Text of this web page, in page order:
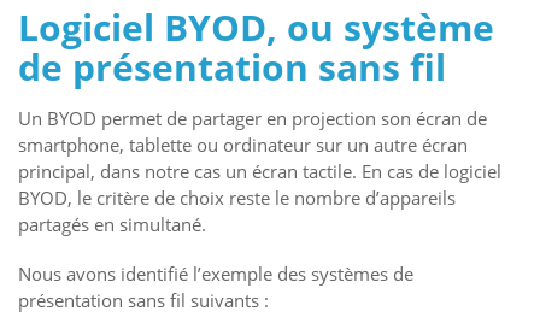
Logiciel BYOD, ou système
de présentation sans fil
Un BYOD permet de partager en projection son écran de
smartphone, tablette ou ordinateur sur un autre écran
principal, dans notre cas un écran tactile. En cas de logiciel
BYOD, le critère de choix reste le nombre d’appareils
partagés en simultané.
Nous avons identifié l’exemple des systèmes de
présentation sans fil suivants :